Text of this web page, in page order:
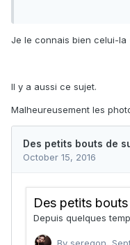
Je le connais bien celui-la
Il y a aussi ce sujet.
Malheureusement les